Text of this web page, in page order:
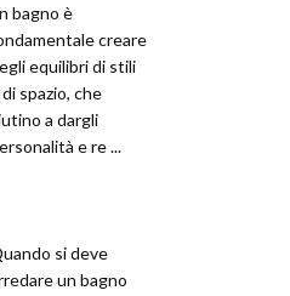
bagno è
creare
equilibri di stili
spazio, che
a dargli
e re ...
si deve
un bagno